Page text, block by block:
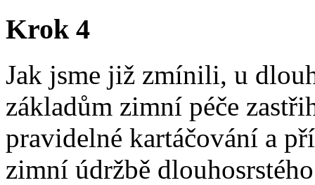
Krok 4
Jak jsme již zmínili, u
základům zimní péče
pravidelné kartáčování a
zimní údržbě